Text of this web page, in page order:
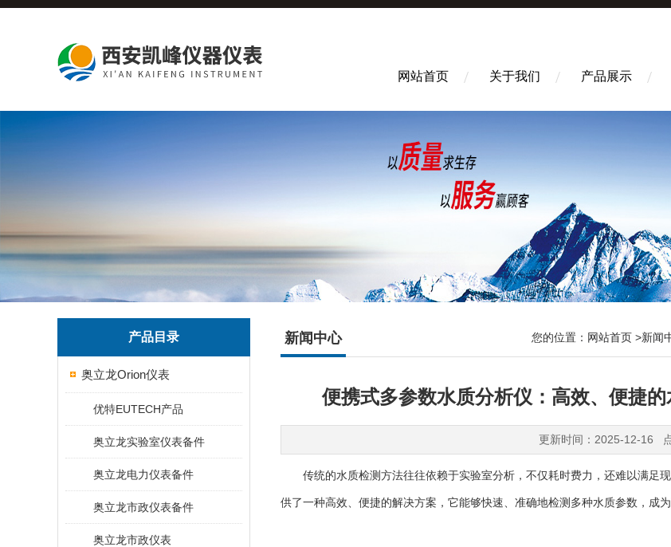
网站首页 关于我们 产品展示
产品目录
奥立龙Orion仪表
优特EUTECH产品
奥立龙实验室仪表备件
奥立龙电力仪表备件
奥立龙市政仪表备件
奥立龙市政仪表
新闻中心 您的位置： 网站首页 >新闻
便携式多参数水质分析仪：高效、便捷
更新时间：2025-12-16
传统的水质检测方法往往依赖于实验室分析，不仅耗时费力，还难以满足
供了一种高效、便捷的解决方案，它能够快速、准确地检测多种水质参数，成